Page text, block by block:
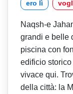
ero lì
Naqsh-e
grandi e belle
piscina con
edificio
vivace qui.
della città: la